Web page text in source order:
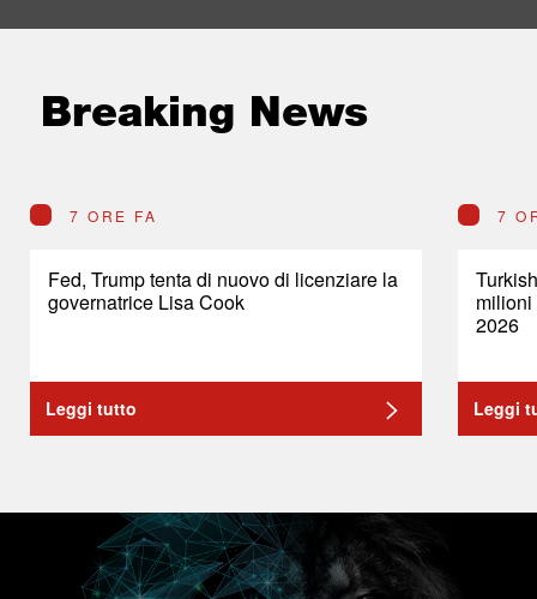
Breaking News
7 ORE FA
Fed, Trump tenta di nuovo di licenziare la
governatrice Lisa Cook
Leggi tutto
7
2026
Leggi